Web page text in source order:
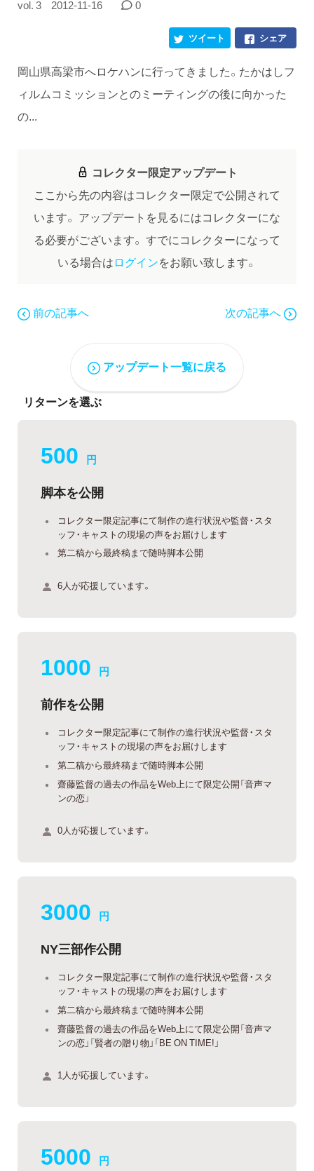
vol. 3 2012-11-16 0
シェア
ツイート
岡山県高梁市へロケハンに行ってきました。たかはしフ
ィルムコミッションとのミーティングの後に向かった
の...
コレクター限定アップデート
ここから先の内容はコレクター限定で公開されて
います。 アップデートを見るにはコレクターにな
る必要がございます。 すでにコレクターになって
いる場合はログインをお願い致します。
前の記事へ 次の記事へ
アップデート一覧に戻る
リターンを選ぶ
500 円
脚本を公開
コレクター限定記事にて制作の進行状況や監督・スタ
ッフ・キャストの現場の声をお届けします
第二稿から最終稿まで随時脚本公開
6人が応援しています。
1000 円
前作を公開
コレクター限定記事にて制作の進行状況や監督・スタ
ッフ・キャストの現場の声をお届けします
第二稿から最終稿まで随時脚本公開
齋藤監督の過去の作品をWeb上にて限定公開「音声マ
ンの恋」
0人が応援しています。
3000 円
NY三部作公開
コレクター限定記事にて制作の進行状況や監督・スタ
ッフ・キャストの現場の声をお届けします
第二稿から最終稿まで随時脚本公開
齋藤監督の過去の作品をWeb上にて限定公開「音声マ
ンの恋」「賢者の贈り物」「BE ON TIME!」
1人が応援しています。
5000 円